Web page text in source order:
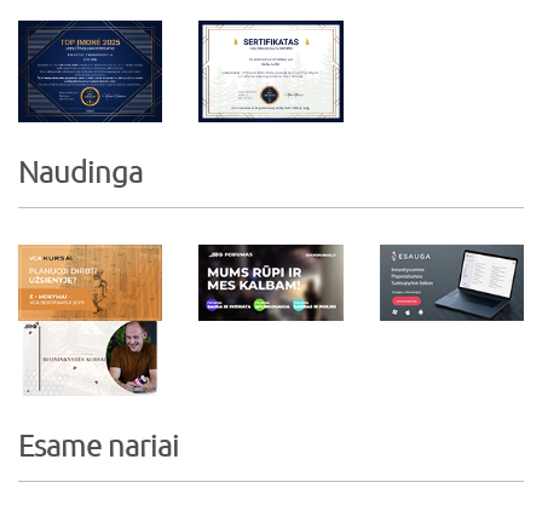
Naudinga
Esame nariai